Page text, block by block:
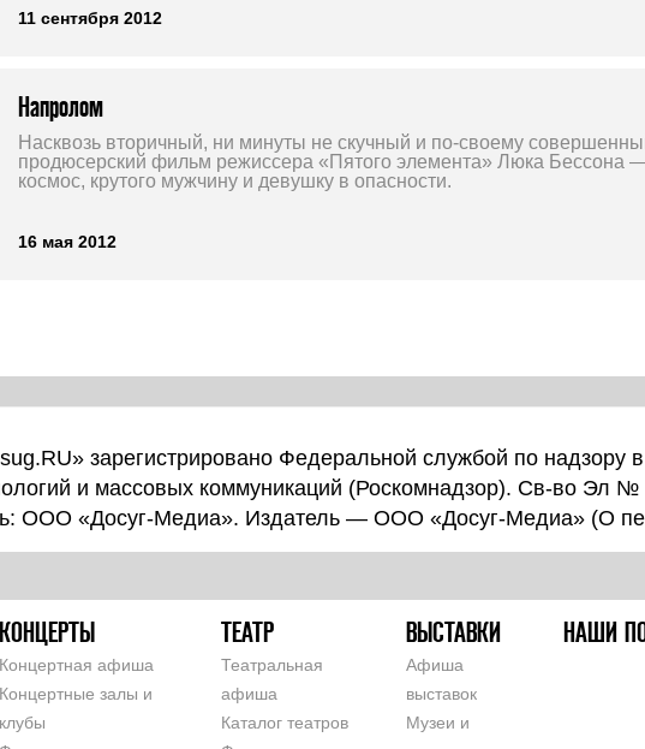
11 сентября 2012
Напролом
Насквозь вторичный, ни минуты не скучный и по-своему
продюсерский фильм режиссера «Пятого элемента» Люка Бессона
космос, крутого мужчину и девушку в опасности.
16 мая 2012
зарегистрировано Федеральной службой по надзору
и массовых коммуникаций (Роскомнадзор). Св-во Эл
ООО «Досуг-Медиа». Издатель — ООО «Досуг-Медиа» (О
КОНЦЕРТЫ
Концертная афиша
Концертные залы и
клубы
ТЕАТР
Театральная
афиша
Каталог театров
ВЫСТАВКИ
Афиша
выставок
Музеи и
НАШИ